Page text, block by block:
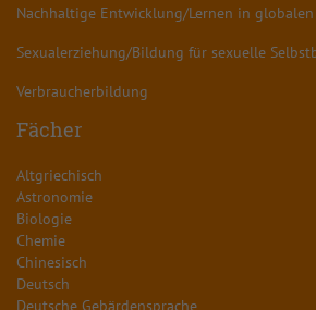
Nachhaltige Entwicklung/Lernen in globalen
Sexualerziehung/Bildung für sexuelle
Verbraucherbildung
Fächer
Altgriechisch
Astronomie
Biologie
Chemie
Chinesisch
Deutsch
Deutsche Gebärdensprache